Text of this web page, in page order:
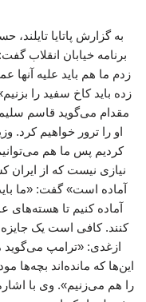
به گزارش پاتایا تایلند،
برنامه خیابان انقلاب
زدم ما هم باید علیه آنها
زده باید کاخ سفید را
مقدام می‌گوید قاسم
او را ترور خواهیم کرد.
کردیم پس ما هم می‌توانیم
نیازی نیست که از ایران
آماده است» گفت: «ما
آماده کنیم تا هسته‌های
کنند. کافی است یک جایزه
ازغدی: «ترامپ می‌گوید
این‌ها که مانده‌اند بچه‌ها
را هم می‌زنیم». وی با